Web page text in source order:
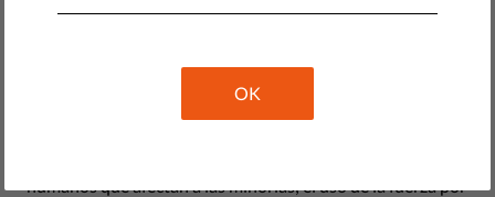
diversos campos. En Suecia centramos nuestros esfuerzos
humanos que afectan a las minorías; el uso de la fuerza por
OK